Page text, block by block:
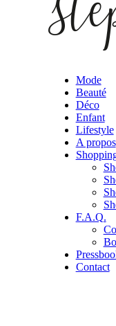
Mode
Beauté
Déco
Enfant
Lifestyle
A propos
F.A.Q.
Contact